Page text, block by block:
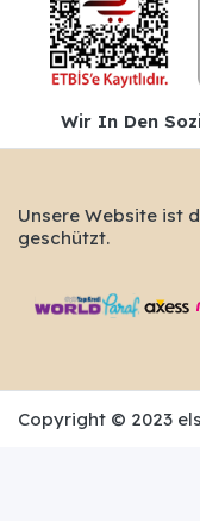
Wir In Den
Unsere Website ist
geschützt.
Copyright © 2023